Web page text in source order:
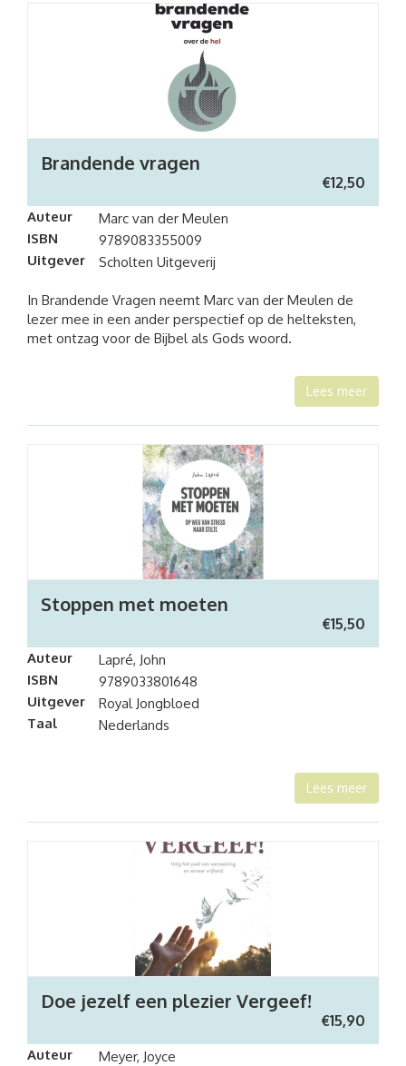
Brandende vragen
€12,50
Auteur
Marc van der Meulen
ISBN
9789083355009
Uitgever
Scholten Uitgeverij
In Brandende Vragen neemt Marc van der Meulen de
lezer mee in een ander perspectief op de helteksten,
met ontzag voor de Bijbel als Gods woord.
Lees meer
Stoppen met moeten
€15,50
Auteur
Lapré, John
ISBN
9789033801648
Uitgever
Royal Jongbloed
Taal
Nederlands
Lees meer
Doe jezelf een plezier Vergeef!
€15,90
Auteur
Meyer, Joyce